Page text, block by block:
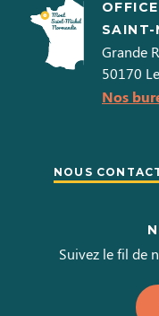
SAINT-
Grande
50170
Nos
NOUS
Suivez le fil de